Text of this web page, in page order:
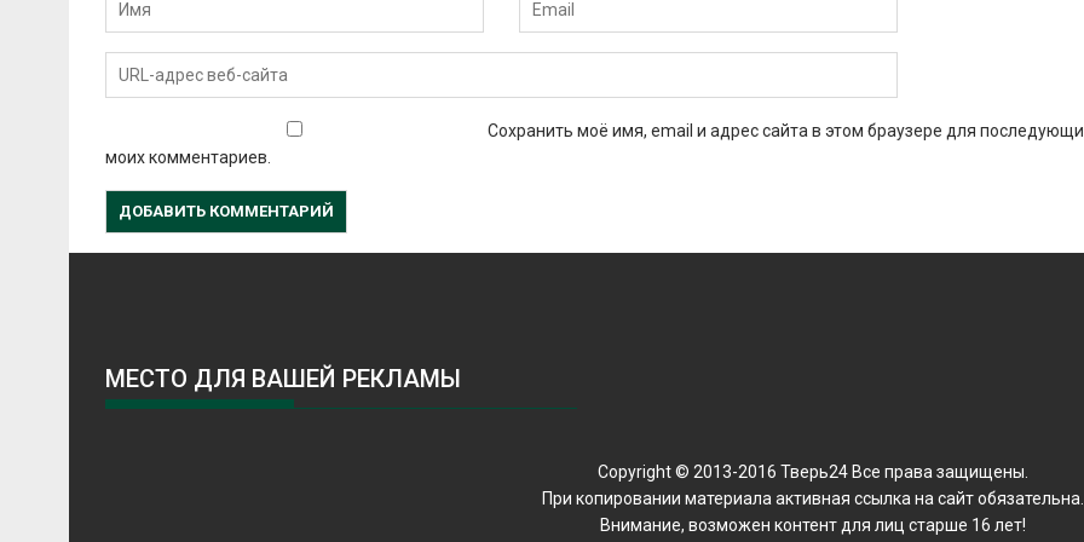
Сохранить моё имя, email и адрес сайта в этом браузере для
моих комментариев.
МЕСТО ДЛЯ ВАШЕЙ РЕКЛАМЫ
Copyright © 2013-2016 Тверь24 Все права защищены.
При копировании материала активная ссылка на сайт обязательна.
Внимание, возможен контент для лиц старше 16 лет!